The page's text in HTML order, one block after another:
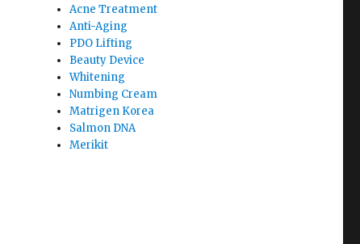
Acne Treatment
Anti-Aging
PDO Lifting
Beauty Device
Whitening
Numbing Cream
Matrigen Korea
Salmon DNA
Merikit